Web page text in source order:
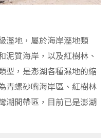
溼地，屬於海岸溼地類
泥質海岸，以及紅樹林、
型，是澎湖各種濕地的縮
青螺砂嘴海岸區、紅樹林
潮間帶區，目前已是澎湖